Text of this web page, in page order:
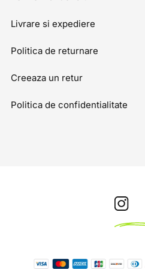
Livrare si expediere
Politica de returnare
Creeaza un retur
Politica de confidentialitate